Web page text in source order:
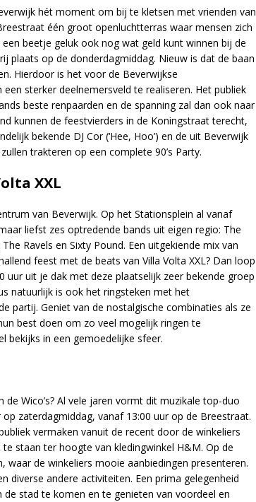
hét moment om bij te kletsen met vrienden van
één groot openluchtterras waar mensen zich
beetje geluk ook nog wat geld kunt winnen bij de
plaats op de donderdagmiddag. Nieuw is dat de baan
Hierdoor is het voor de Beverwijkse
sterker deelnemersveld te realiseren. Het publiek
beste renpaarden en de spanning zal dan ook naar
kunnen de feestvierders in de Koningstraat terecht,
bekende DJ Cor (‘Hee, Hoo’) en de uit Beverwijk
trakteren op een complete 90’s Party.
XXL
van Beverwijk. Op het Stationsplein al vanaf
liefst zes optredende bands uit eigen regio: The
Ravels en Sixty Pound. Een uitgekiende mix van
feest met de beats van Villa Volta XXL? Dan loop
uur uit je dak met deze plaatselijk zeer bekende groep
natuurlijk is ook het ringsteken met het
partij. Geniet van de nostalgische combinaties als ze
best doen om zo veel mogelijk ringen te
bekijks in een gemoedelijke sfeer.
Wico’s? Al vele jaren vormt dit muzikale top-duo
zaterdagmiddag, vanaf 13:00 uur op de Breestraat.
vermaken vanuit de recent door de winkeliers
staan ter hoogte van kledingwinkel H&M. Op de
waar de winkeliers mooie aanbiedingen presenteren.
diverse andere activiteiten. Een prima gelegenheid
stad te komen en te genieten van voordeel en